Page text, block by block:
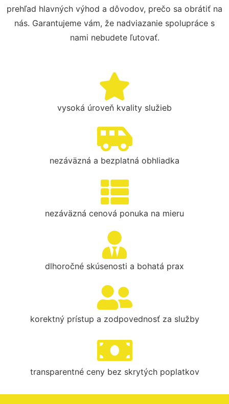
prehľad hlavných výhod a dôvodov, prečo sa obrátiť na
nás. Garantujeme vám, že nadviazanie spolupráce s
nami nebudete ľutovať.
vysoká úroveň kvality služieb
nezáväzná a bezplatná obhliadka
nezáväzná cenová ponuka na mieru
dlhoročné skúsenosti a bohatá prax
korektný prístup a zodpovednosť za služby
transparentné ceny bez skrytých poplatkov